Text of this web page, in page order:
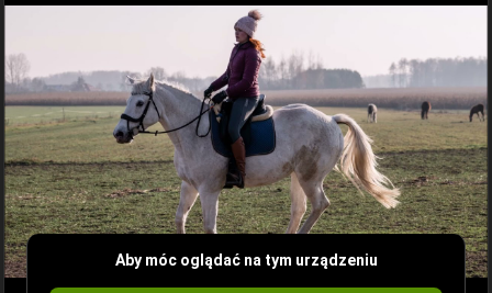
Aby móc oglądać na tym urządzeniu